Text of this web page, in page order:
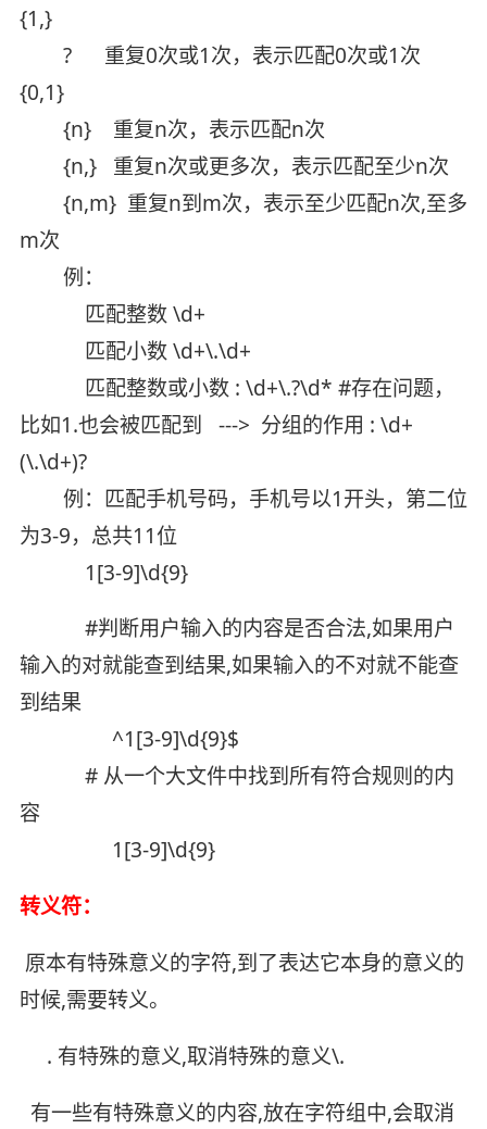
{1,}
? 重复0次或1次，表示匹配0次或1次
{0,1}
{n} 重复n次，表示匹配n次
{n,} 重复n次或更多次，表示匹配至少n次
{n,m} 重复n到m次，表示至少匹配n次,至多
m次
例：
匹配整数 \d+
匹配小数 \d+\.\d+
匹配整数或小数 : \d+\.?\d* #存在问题，
比如1.也会被匹配到 ---> 分组的作用 : \d+
(\.\d+)?
例：匹配手机号码，手机号以1开头，第二位
为3-9，总共11位
1[3-9]\d{9}
#判断用户输入的内容是否合法,如果用户
输入的对就能查到结果,如果输入的不对就不能查
到结果
^1[3-9]\d{9}$
# 从一个大文件中找到所有符合规则的内
容
1[3-9]\d{9}
转义符：
原本有特殊意义的字符,到了表达它本身的意义的
时候,需要转义。
. 有特殊的意义,取消特殊的意义\.
有一些有特殊意义的内容,放在字符组中,会取消